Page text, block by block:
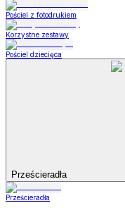
Pościel z fotodrukiem
Korzystne zestawy
Pościel dziecięca
Prześcieradła
Prześcieradła